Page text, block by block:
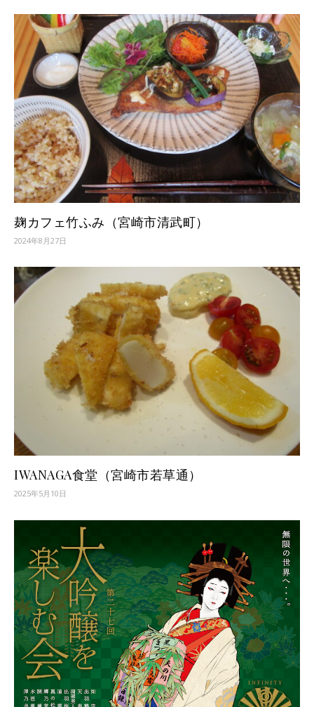
麹カフェ竹ふみ（宮崎市清武町）
2024年8月27日
IWANAGA食堂（宮崎市若草通）
2025年5月10日